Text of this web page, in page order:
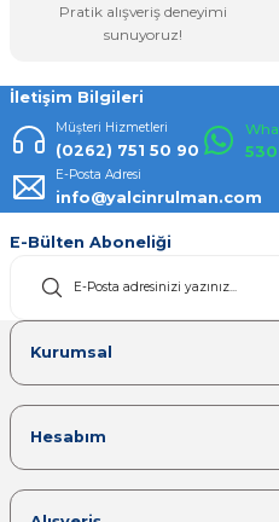
Pratik alışveriş deneyimi
sunuyoruz!
İletişim Bilgileri
Müşteri Hizmetleri
(0262) 751 50 90
E-Posta Adresi
info@yalcinrulman.com
E-Bülten Aboneliği
Kurumsal
Hesabım